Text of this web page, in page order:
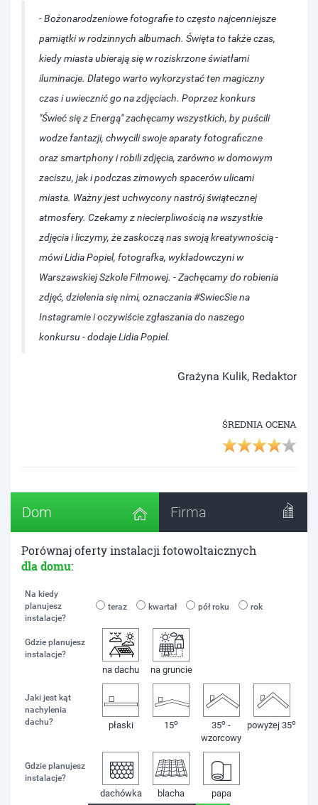
- Bożonarodzeniowe fotografie to często najcenniejsze
pamiątki w rodzinnych albumach. Święta to także czas,
kiedy miasta ubierają się w roziskrzone światłami
iluminacje. Dlatego warto wykorzystać ten magiczny
czas i uwiecznić go na zdjęciach. Poprzez konkurs
"Świeć się z Energą" zachęcamy wszystkich, by puścili
wodze fantazji, chwycili swoje aparaty fotograficzne
oraz smartphony i robili zdjęcia, zarówno w domowym
zaciszu, jak i podczas zimowych spacerów ulicami
miasta. Ważny jest uchwycony nastrój świątecznej
atmosfery. Czekamy z niecierpliwością na wszystkie
zdjęcia i liczymy, że zaskoczą nas swoją kreatywnością -
mówi Lidia Popiel, fotografka, wykładowczyni w
Warszawskiej Szkole Filmowej. - Zachęcamy do robienia
zdjęć, dzielenia się nimi, oznaczania #SwiecSie na
Instagramie i oczywiście zgłaszania do naszego
konkursu - dodaje Lidia Popiel.
Grażyna Kulik, Redaktor
ŚREDNIA OCENA
Dom Firma
Porównaj oferty instalacji fotowoltaicznych
dla domu:
Na kiedy
planujesz
instalacje?
teraz kwartał pół roku rok
Gdzie planujesz
instalacje?
na dachu na gruncie
Jaki jest kąt
nachylenia
dachu?
płaski 15o 35o -
wzorcowy
powyżej 35o
Gdzie planujesz
instalacje?
dachówka blacha papa